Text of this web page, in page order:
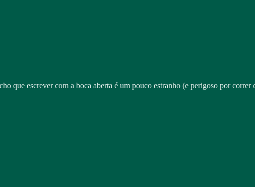
que escrever com a boca aberta é um pouco estranho (e perigoso por correr